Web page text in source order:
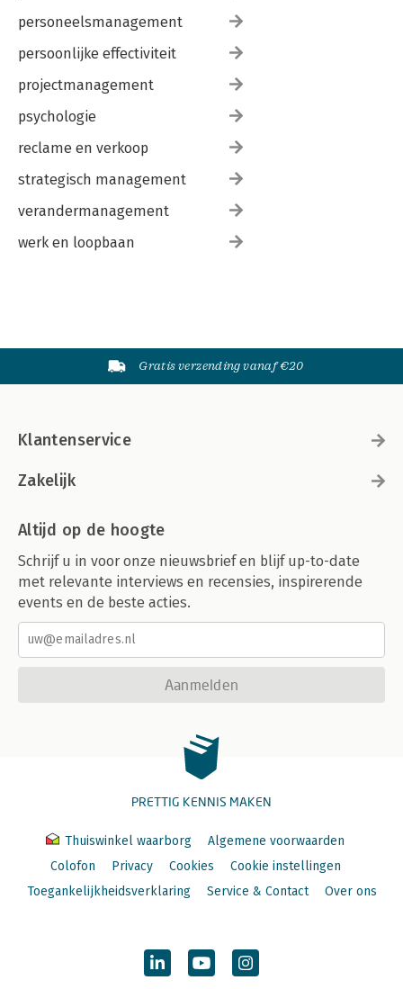
personeelsmanagement
persoonlijke effectiviteit
projectmanagement
psychologie
reclame en verkoop
strategisch management
verandermanagement
werk en loopbaan
Gratis verzending vanaf €20
Klantenservice
Zakelijk
Altijd op de hoogte
Schrijf u in voor onze nieuwsbrief en blijf up-to-date
met relevante interviews en recensies, inspirerende
events en de beste acties.
Aanmelden
PRETTIG KENNIS MAKEN
Thuiswinkel waarborg
Algemene voorwaarden
Colofon
Privacy Cookies
Cookie instellingen
Toegankelijkheidsverklaring
Service & Contact Over ons